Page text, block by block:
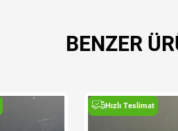
BENZER
Hızlı Teslimat